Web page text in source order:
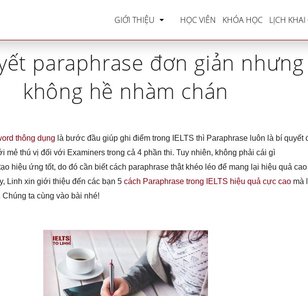
GIỚI THIỆU HỌC VIÊN KHÓA HỌC LỊCH
Tại sao IELTS Tố Linh
»Bí quyết paraphrase đơn giản nhưng
paraphrase đơn giản nhưng
không hề nhàm chán
thông dụng là bước đầu giúp ghi điểm trong IELTS thì Paraphrase luôn là bí quyết
mẻ thú vị đối với Examiners trong cả 4 phần thi. Tuy nhiên, không phải cái gì
hiệu ứng tốt, do đó cần biết cách paraphrase thật khéo léo để mang lại hiệu quả cao
Linh xin giới thiệu đến các bạn 5 cách Paraphrase trong IELTS hiệu quả cực cao mà
ta cùng vào bài nhé!